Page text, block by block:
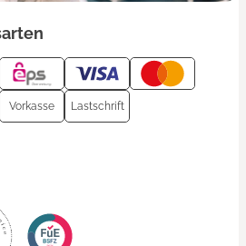
Vorkasse Lastschrift